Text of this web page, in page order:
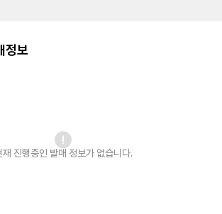
정보
재 진행중인 발매 정보가 없습니다.